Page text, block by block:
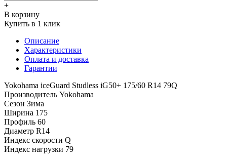
+
В корзину
Купить в 1 клик
Описание
Характеристики
Оплата и доставка
Гарантии
Yokohama iceGuard Studless iG50+ 175/60 R14 79Q
Производитель Yokohama
Сезон Зима
Ширина 175
Профиль 60
Диаметр R14
Индекс скорости Q
Индекс нагрузки 79